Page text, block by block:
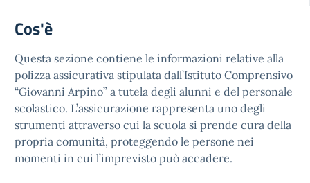
Cos'è
Questa sezione contiene le informazioni relative alla
polizza assicurativa stipulata dall’Istituto Comprensivo
“Giovanni Arpino” a tutela degli alunni e del personale
scolastico. L’assicurazione rappresenta uno degli
strumenti attraverso cui la scuola si prende cura della
propria comunità, proteggendo le persone nei
momenti in cui l’imprevisto può accadere.